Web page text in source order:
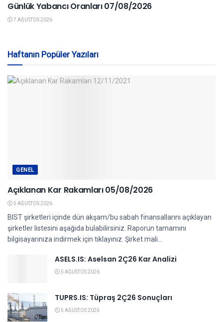
Günlük Yabancı Oranları 07/08/2026
7 AĞUSTOS 2026
Haftanın Popüler Yazıları
GENEL
Açıklanan Kar Rakamları 05/08/2026
5 AĞUSTOS 2026
BIST şirketleri içinde dün akşam/bu sabah finansallarını açıklayan
şirketler listesini aşağıda bulabilirsiniz. Raporun tamamını
bilgisayarınıza indirmek için tıklayınız. Şirket mali...
ASELS.IS: Aselsan 2Ç26 Kar Analizi
5 AĞUSTOS 2026
TUPRS.IS: Tüpraş 2Ç26 Sonuçları
5 AĞUSTOS 2026